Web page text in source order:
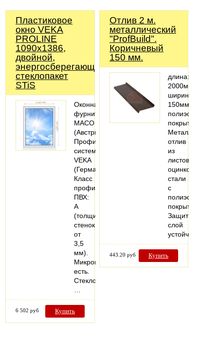
Пластиковое
окно VEKA
PROLINE
1090х1386,
двойной,
энергосберегающий
стеклопакет
STiS
Оконная
фурнитура
MACO
(Австрия).
Профильная
система:
VEKA
(Германия).
Класс
профиля
ПВХ:
А
(толщина
стенок
от
3,5
мм).
Микропроветривание:
есть.
Стеклопакеты:
6 502 руб Купить
Отлив 2 м.
металлический
"ProfBuild".
Коричневый
150 мм.
длина:
2000мм;
ширина:
150мм;
полиэстеровое
покрытие
Металлический
отлив
из
листовой
оцинкованной
стали
с
полиэстеровым
покрытием.
Защитный
слой
устойчив…
443.20 руб Купить